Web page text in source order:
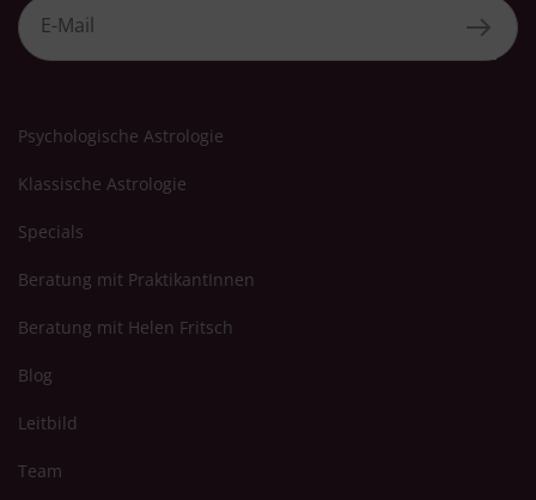
Psychologische Astrologie
Klassische Astrologie
Specials
Beratung mit PraktikantInnen
Beratung mit Helen Fritsch
Blog
Leitbild
Team